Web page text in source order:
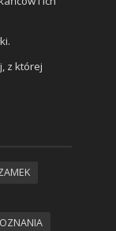
z której